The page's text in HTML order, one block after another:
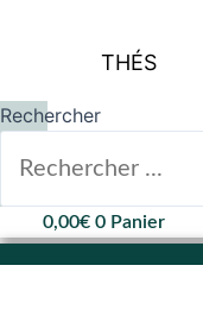
THÉS
Rechercher
0,00€ 0 Panier